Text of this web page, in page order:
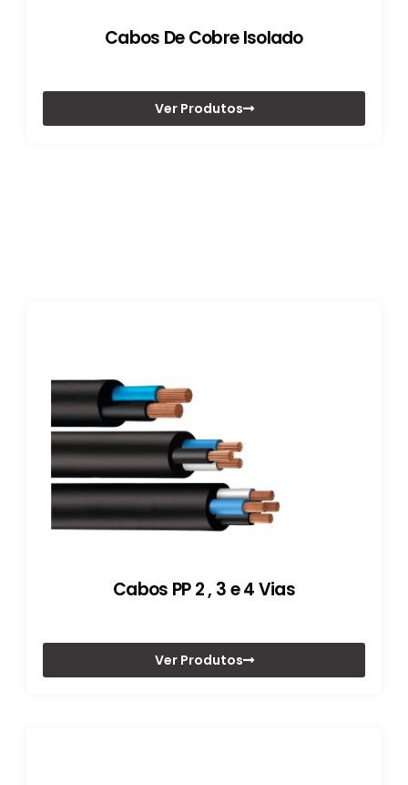
Cabos De Cobre Isolado
Ver Produtos
Cabos PP 2 , 3 e 4 Vias
Ver Produtos